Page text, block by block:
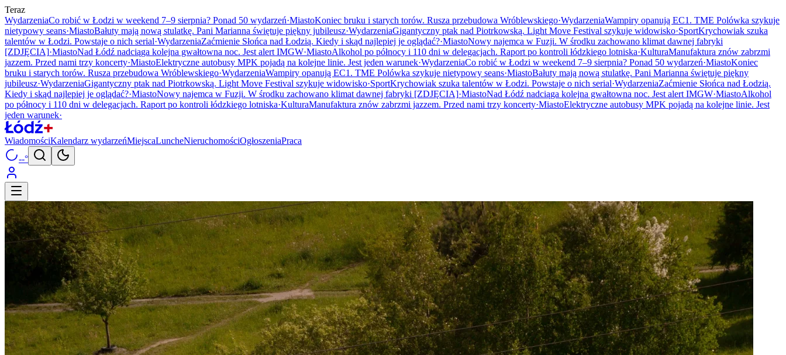
Teraz
WydarzeniaCo robić w Łodzi w weekend 7–9 sierpnia? Ponad 50 wydarzeń·MiastoKoniec bruku i starych torów. Rusza przebudowa Wróblewskiego·WydarzeniaWampiry opanują EC1. TME Polówka szykuje
nietypowy seans·MiastoBałuty mają nową stulatkę. Pani Marianna świętuje piękny jubileusz·WydarzeniaGigantyczny ptak nad Piotrkowską. Light Move Festival szykuje widowisko·SportKrychowiak szuka
talentów w Łodzi. Powstaje o nich serial·WydarzeniaZaćmienie Słońca nad Łodzią. Kiedy i skąd najlepiej je oglądać?·MiastoNowy najemca w Fuzji. W środku zachowano klimat dawnej fabryki
[ZDJĘCIA]·MiastoNad Łódź nadciąga kolejna gwałtowna noc. Jest alert IMGW·MiastoAlkohol po północy i 110 dni w delegacjach. Raport po kontroli łódzkiego lotniska·KulturaManufaktura znów zabrzmi
jazzem. Przed nami trzy koncerty·MiastoElektryczne autobusy MPK pojadą na kolejne linie. Jest jeden warunek·WydarzeniaCo robić w Łodzi w weekend 7–9 sierpnia? Ponad 50 wydarzeń·MiastoKoniec
bruku i starych torów. Rusza przebudowa Wróblewskiego·WydarzeniaWampiry opanują EC1. TME Polówka szykuje nietypowy seans·MiastoBałuty mają nową stulatkę. Pani Marianna świętuje piękny
jubileusz·WydarzeniaGigantyczny ptak nad Piotrkowską. Light Move Festival szykuje widowisko·SportKrychowiak szuka talentów w Łodzi. Powstaje o nich serial·WydarzeniaZaćmienie Słońca nad Łodzią.
Kiedy i skąd najlepiej je oglądać?·MiastoNowy najemca w Fuzji. W środku zachowano klimat dawnej fabryki [ZDJĘCIA]·MiastoNad Łódź nadciąga kolejna gwałtowna noc. Jest alert IMGW·MiastoAlkohol
po północy i 110 dni w delegacjach. Raport po kontroli łódzkiego lotniska·KulturaManufaktura znów zabrzmi jazzem. Przed nami trzy koncerty·MiastoElektryczne autobusy MPK pojadą na kolejne linie. Jest
jeden warunek·
WiadomościKalendarz wydarzeńMiejscaLuncheNieruchomościOgłoszeniaPraca
--°